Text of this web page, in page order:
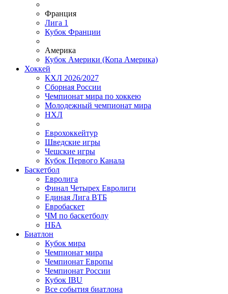
Франция
Лига 1
Кубок Франции
Америка
Кубок Америки (Копа Америка)
Хоккей
КХЛ 2026/2027
Сборная России
Чемпионат мира по хоккею
Молодежный чемпионат мира
НХЛ
Еврохоккейтур
Шведские игры
Чешские игры
Кубок Первого Канала
Баскетбол
Евролига
Финал Четырех Евролиги
Единая Лига ВТБ
Евробаскет
ЧМ по баскетболу
НБА
Биатлон
Кубок мира
Чемпионат мира
Чемпионат Европы
Чемпионат России
Кубок IBU
Все события биатлона